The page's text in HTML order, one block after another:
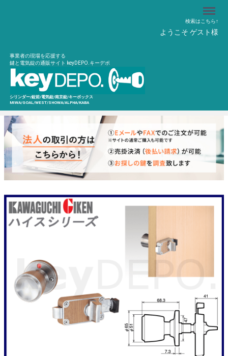
検索はこちら↑
ようこそ ゲスト様
事業者の現場を応援する
鍵と電気錠の通販サイト keyDEPO.キーデポ
シリンダー/錠前/電気錠/南京錠/キーボックス
MIWA/GOAL/WEST/SHOWA/ALPHA/KABA
Menu